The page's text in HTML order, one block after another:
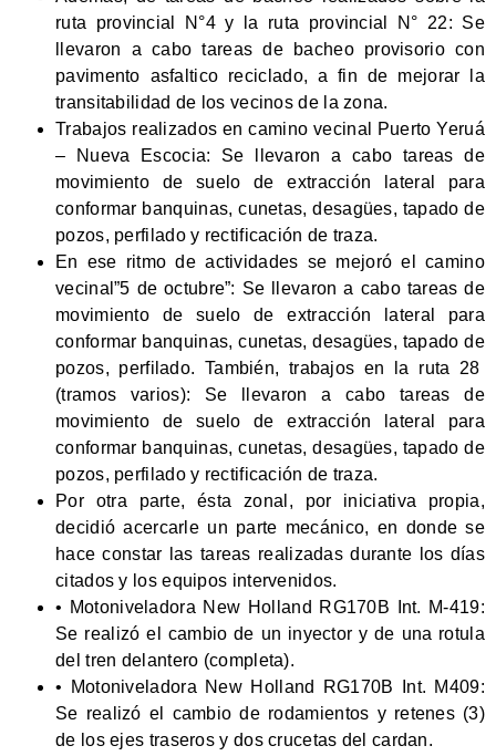
ruta provincial N°4 y la ruta provincial N° 22: Se
llevaron a cabo tareas de bacheo provisorio con
pavimento asfaltico reciclado, a fin de mejorar la
transitabilidad de los vecinos de la zona.
Trabajos realizados en camino vecinal Puerto Yeruá
– Nueva Escocia: Se llevaron a cabo tareas de
movimiento de suelo de extracción lateral para
conformar banquinas, cunetas, desagües, tapado de
pozos, perfilado y rectificación de traza.
En ese ritmo de actividades se mejoró el camino
vecinal”5 de octubre”: Se llevaron a cabo tareas de
movimiento de suelo de extracción lateral para
conformar banquinas, cunetas, desagües, tapado de
pozos, perfilado. También, trabajos en la ruta 28
(tramos varios): Se llevaron a cabo tareas de
movimiento de suelo de extracción lateral para
conformar banquinas, cunetas, desagües, tapado de
pozos, perfilado y rectificación de traza.
Por otra parte, ésta zonal, por iniciativa propia,
decidió acercarle un parte mecánico, en donde se
hace constar las tareas realizadas durante los días
citados y los equipos intervenidos.
• Motoniveladora New Holland RG170B Int. M-419:
Se realizó el cambio de un inyector y de una rotula
del tren delantero (completa).
• Motoniveladora New Holland RG170B Int. M409:
Se realizó el cambio de rodamientos y retenes (3)
de los ejes traseros y dos crucetas del cardan.